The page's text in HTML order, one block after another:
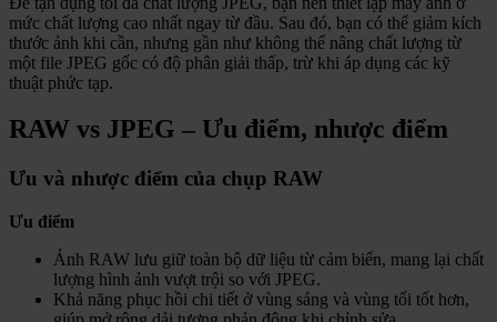
mức chất lượng cao nhất ngay từ đầu. Sau đó, bạn có thể giảm kích
thước ảnh khi cần, nhưng gần như không thể nâng chất lượng từ
một file JPEG gốc có độ phân giải thấp, trừ khi áp dụng các kỹ
thuật phức tạp.
RAW vs JPEG – Ưu điểm, nhược điểm
Ưu và nhược điểm của chụp RAW
Ưu điểm
Ảnh RAW lưu giữ toàn bộ dữ liệu từ cảm biến, mang lại chất
lượng hình ảnh vượt trội so với JPEG.
Khả năng phục hồi chi tiết ở vùng sáng và vùng tối tốt hơn,